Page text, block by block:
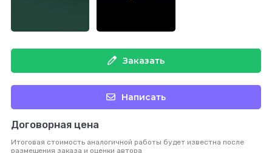
Заказать
Написать
Договорная цена
Итоговая стоимость аналогичной работы будет известна после
размещения заказа и оценки автора